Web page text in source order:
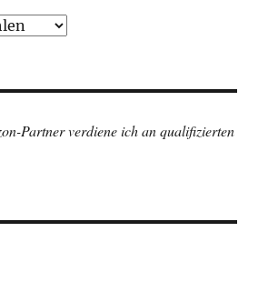
Partner verdiene ich an qualifizierten